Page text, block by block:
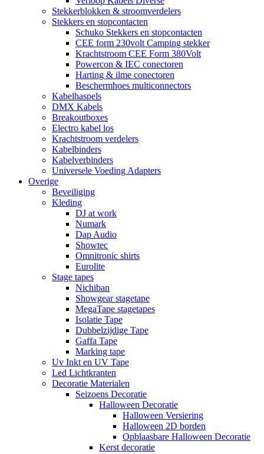
Stekkerblokken & stroomverdelers
Stekkers en stopcontacten
Schuko Stekkers en stopcontacten
CEE form 230volt Camping stekker
Krachtstroom CEE Form 380Volt
Powercon & IEC conectoren
Harting & ilme conectoren
Beschermhoes multiconnectors
Kabelhaspels
DMX Kabels
Breakoutboxes
Electro kabel los
Krachtstroom verdelers
Kabelbinders
Kabelverbinders
Universele Voeding Adapters
Overige
Beveiliging
Kleding
DJ at work
Numark
Dap Audio
Showtec
Omnitronic shirts
Eurolite
Stage tapes
Nichiban
Showgear stagetape
MegaTape stagetapes
Isolatie Tape
Dubbelzijdige Tape
Gaffa Tape
Marking tape
Uv Inkt en UV Tape
Led Lichtkranten
Decoratie Materialen
Seizoens Decoratie
Halloween Decoratie
Halloween Versiering
Halloween 2D borden
Opblaasbare Halloween Decoratie
Kerst decoratie